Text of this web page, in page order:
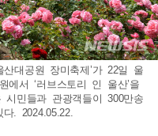
대공원 장미축제’가 22일 울
서 ‘러브스토리 인 울산’을
민들과 관광객들이 300만송
. 2024.05.22.